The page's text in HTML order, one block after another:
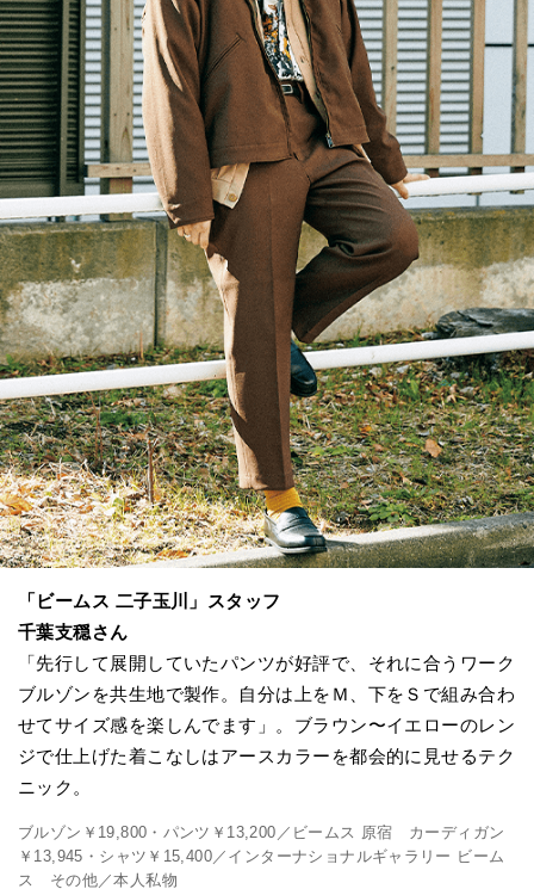
「ビームス 二子玉川」スタッフ
千葉支穏さん
「先行して展開していたパンツが好評で、それに合うワーク
ブルゾンを共生地で製作。自分は上をＭ、下をＳで組み合わ
せてサイズ感を楽しんでます」。ブラウン〜イエローのレン
ジで仕上げた着こなしはアースカラーを都会的に見せるテク
ニック。
ブルゾン￥19,800・パンツ￥13,200／ビームス 原宿 カーディガン
￥13,945・シャツ￥15,400／インターナショナルギャラリー ビーム
ス その他／本人私物